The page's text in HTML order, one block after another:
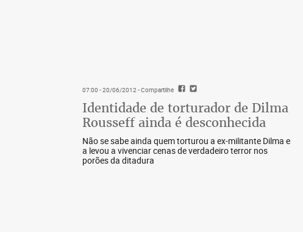
07:00 - 20/06/2012- Compartilhe
Identidade de torturador de Dilma
Rousseff ainda é desconhecida
Não se sabe ainda quem torturou a ex-militante Dilma e
a levou a vivenciar cenas de verdadeiro terror nos
porões da ditadura